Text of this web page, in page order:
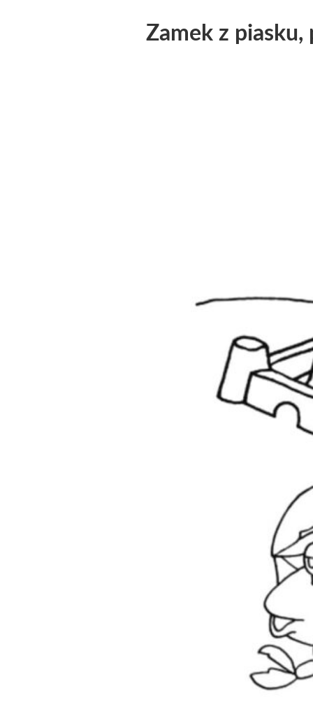
Zamek z piasku,